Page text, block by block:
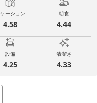
ーション
4.58
朝食
4.44
設備
4.25
清潔さ
4.33